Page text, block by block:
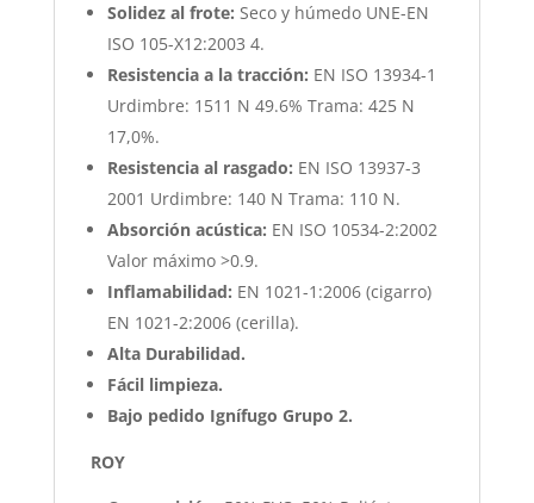
Solidez al frote: Seco y húmedo UNE-EN
ISO 105-X12:2003 4.
Resistencia a la tracción: EN ISO 13934-1
Urdimbre: 1511 N 49.6% Trama: 425 N
17,0%.
Resistencia al rasgado: EN ISO 13937-3
2001 Urdimbre: 140 N Trama: 110 N.
Absorción acústica: EN ISO 10534-2:2002
Valor máximo >0.9.
Inflamabilidad: EN 1021-1:2006 (cigarro)
EN 1021-2:2006 (cerilla).
Alta Durabilidad.
Fácil limpieza.
Bajo pedido Ignífugo Grupo 2.
ROY